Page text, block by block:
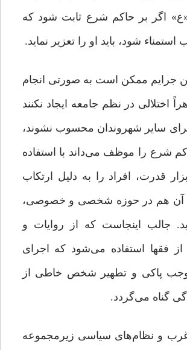
اگر بر حاکم شرع ثابت شود که
شود، باید او را تعزیر نماید.
جرایم ممکن است به صورتی انجام
اختلالی در نظم جامعه ایجاد نکنند
سایر شهروندان محسوب نشوند،
شرع را موظف می‌داند با استفاده
قدرت، افراد را به دلیل ارتکاب
آن هم در حوزه شخصی و خصوصی،
جالب اینجاست که از روایات و
فقها استفاده می‌شود که اجرای
پاکی و تطهیر شخص خاطی از
گناه می‌گردد.
غرب و نظام‌های سیاسی زیرمجموعه